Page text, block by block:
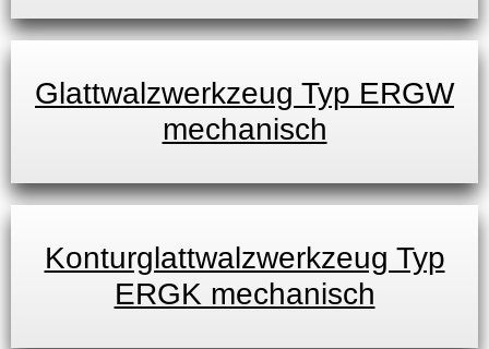
Glattwalzwerkzeug Typ ERGW
mechanisch
Konturglattwalzwerkzeug Typ
ERGK mechanisch